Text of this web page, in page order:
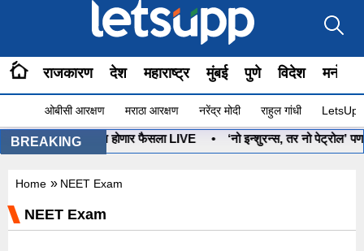
राजकारण देश महाराष्ट्र मुंबई पुणे विदेश
ओबीसी आरक्षण मराठा आरक्षण नरेंद्र मोदी राहुल गांधी
BREAKING
कोणाचा? आज होणार फैसला LIVE • ‘नो इन्शुरन्स, तर नो पेट्रोल’ पण,
Home » NEET Exam
NEET Exam